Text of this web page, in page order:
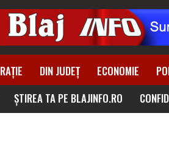
DIN JUDEȚ ECONOMIE
ȘTIREA TA PE BLAJINFO.RO